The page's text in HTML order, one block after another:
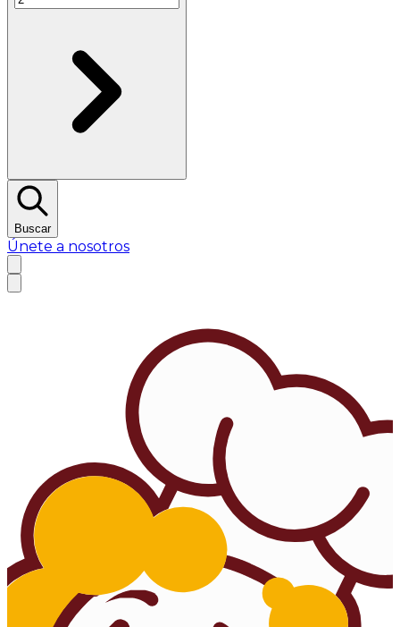
Buscar
Únete a nosotros